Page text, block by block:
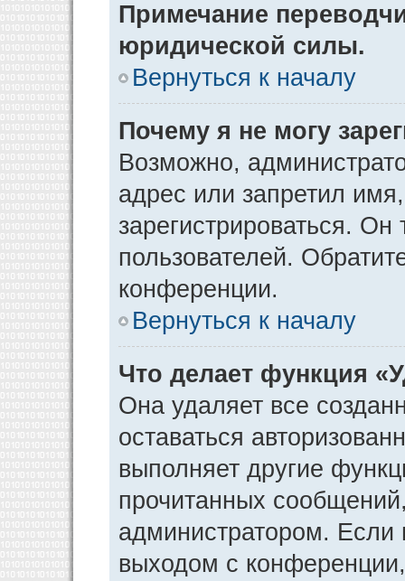
Примечание
юридической силы.
Вернуться к началу
Почему я не могу
Возможно,
адрес или запретил
зарегистрироваться.
пользователей.
конференции.
Вернуться к началу
Что делает функция
Она удаляет все
оставаться
выполняет другие
прочитанных
администратором. Если
выходом с